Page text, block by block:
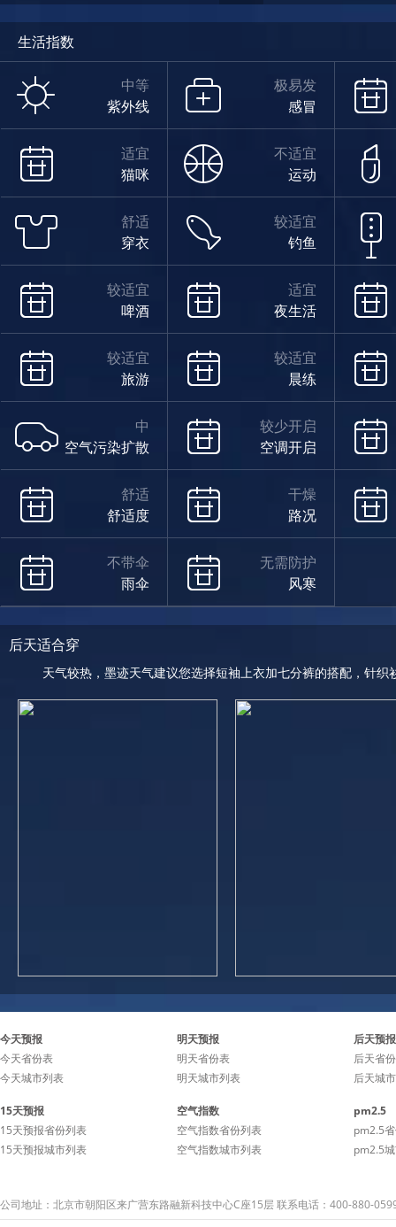
生活指数
中等
紫外线
极易发
感冒
适宜
猫咪
不适宜
运动
舒适
穿衣
较适宜
钓鱼
较适宜
啤酒
适宜
夜生活
较适宜
旅游
较适宜
晨练
中
空气污染扩散
较少开启
空调开启
舒适
舒适度
干燥
路况
不带伞
雨伞
无需防护
风寒
后天适合穿
天气较热，墨迹天气建议您选择短袖上衣加七分裤的搭配，针织
今天预报
今天省份表
今天城市列表
明天预报
明天省份表
明天城市列表
后天预报
后天省
后天城
15天预报
15天预报省份列表
15天预报城市列表
空气指数
空气指数省份列表
空气指数城市列表
pm2.5
pm2.5
pm2.5
公司地址：北京市朝阳区来广营东路融新科技中心C座15层 联系电话：400-880-